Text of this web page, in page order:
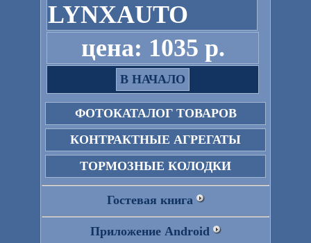
LYNXAUTO
цена: 1035 р.
В НАЧАЛО
ФОТОКАТАЛОГ ТОВАРОВ
КОНТРАКТНЫЕ АГРЕГАТЫ
ТОРМОЗНЫЕ КОЛОДКИ
Гостевая книга
Приложение Android